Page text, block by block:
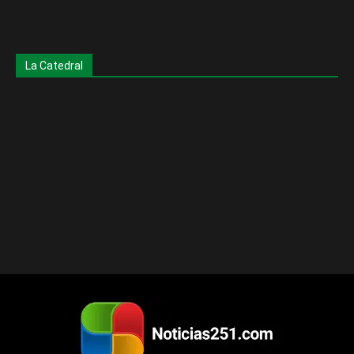
La Catedral